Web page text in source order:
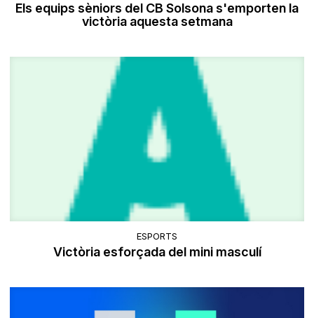
Els equips sèniors del CB Solsona s'emporten la
victòria aquesta setmana
ESPORTS
Victòria esforçada del mini masculí